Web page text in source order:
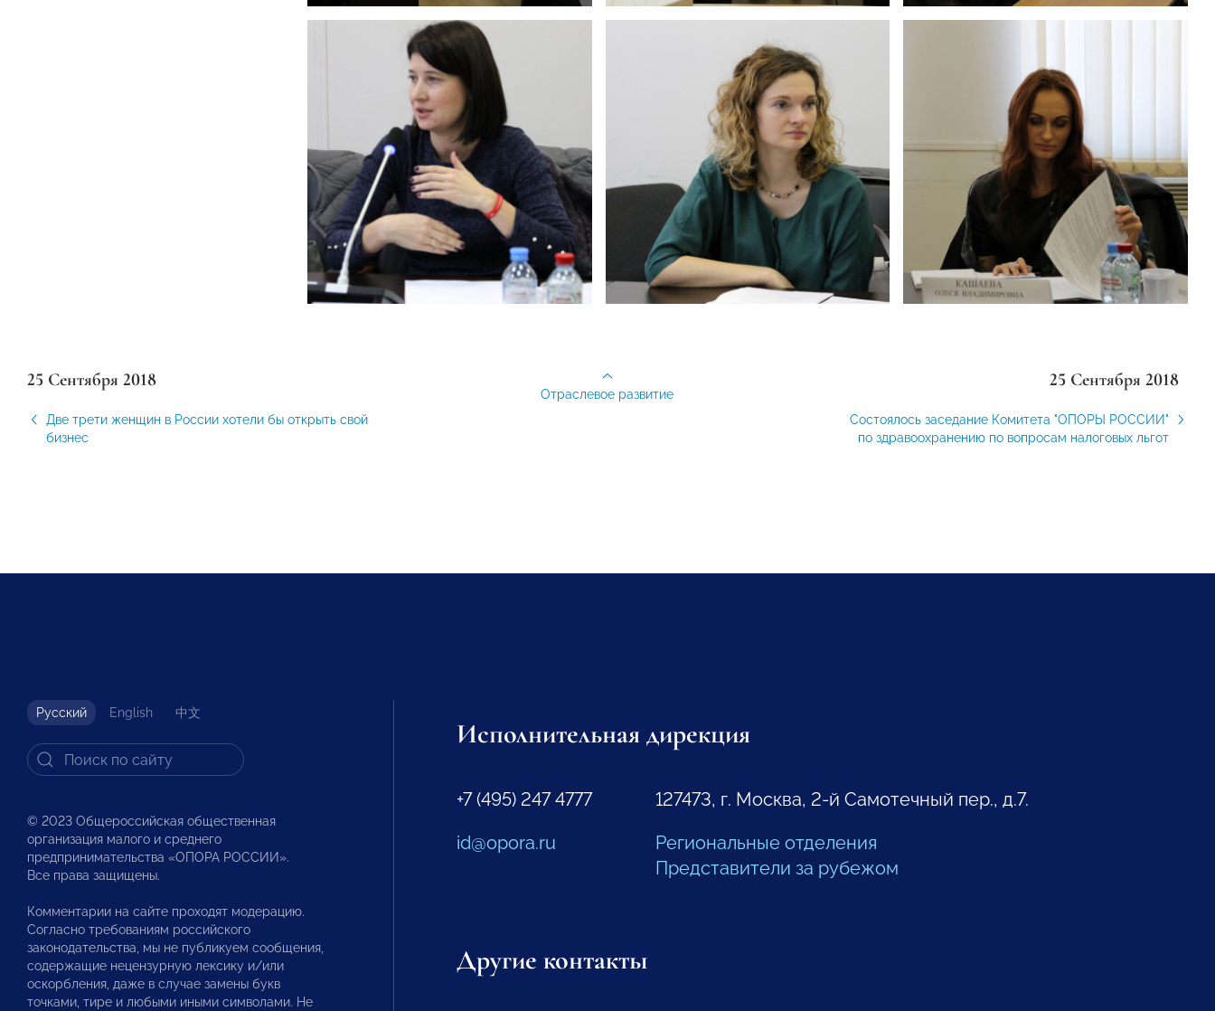
25 Сентября 2018
Две трети женщин в России хотели бы открыть свой
бизнес
25 Сентября 2018
Состоялось заседание Комитета "ОПОРЫ РОССИИ"
по здравоохранению по вопросам налоговых льгот
Отраслевое развитие
Русский English 中文
© 2023 Общероссийская общественная
организация малого и среднего
предпринимательства «ОПОРА РОССИИ».
Все права защищены.
Комментарии на сайте проходят модерацию.
Согласно требованиям российского
законодательства, мы не публикуем сообщения,
содержащие нецензурную лексику и/или
оскорбления, даже в случае замены букв
точками, тире и любыми иными символами. Не
Исполнительная дирекция
+7 (495) 247 4777
id@opora.ru
127473, г. Москва, 2-й Самотечный пер., д.7.
Региональные отделения
Представители за рубежом
Другие контакты